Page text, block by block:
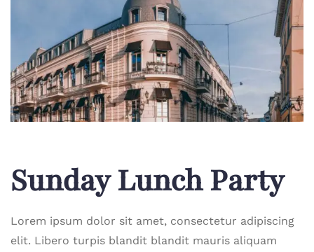
Sunday Lunch Party
Lorem ipsum dolor sit amet, consectetur adipiscing
elit. Libero turpis blandit blandit mauris aliquam